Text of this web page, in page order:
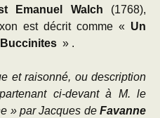
Emanuel Walch (1768),
est décrit comme « Un
» .
et raisonné, ou description
ci-devant à M. le
» par Jacques deFavanne